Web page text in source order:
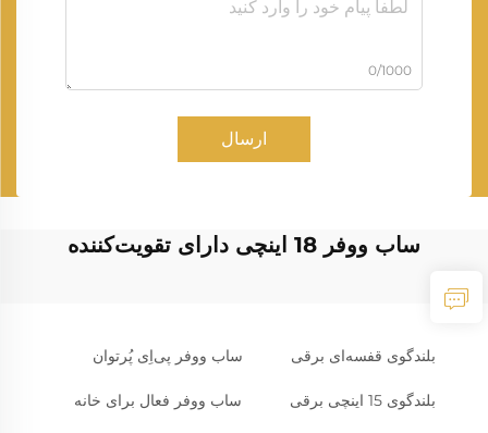
0/1000
ارسال
ساب ووفر 18 اینچی دارای تقویت‌کننده
بلندگوی قفسه‌ای برقی ساب ووفر پی‌اِی پُرتوان
بلندگوی 15 اینچی برقی ساب ووفر فعال برای خانه